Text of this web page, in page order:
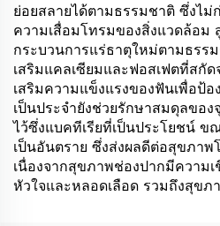
ย่อยสลายได้ตามธรรมชาติ ซึ่งไ
ความเสื่อมโทรมของสิ่งแวดล้อม
กระบวนการแร่ธาตุใหม่ตามธรร
เสริมแคลเซียมและฟอสเฟตที่สกั
เสริมความแข็งแรงของฟันเพื่อป้
เป็นประจำยังช่วยรักษาสมดุลขอ
ไว้ซึ่งแบคทีเรียที่เป็นประโยชน์ ข
เป็นอันตราย ซึ่งส่งผลดีต่อสุขภาพ
เนื่องจากสุขภาพช่องปากมีความ
หัวใจและหลอดเลือด รวมถึงสุขภ